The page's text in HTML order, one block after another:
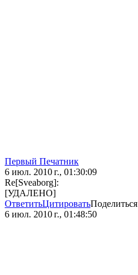
Первый Печатник
6 июл. 2010 г., 01:30:09
Re[Sveaborg]:
[УДАЛЕНО]
ОтветитьЦитироватьПоделиться
6 июл. 2010 г., 01:48:50